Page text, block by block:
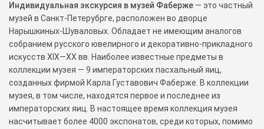
Индивидуальная экскурсия в музей Фаберже — это частный
музей в Санкт-Петерубрге, расположен во дворце
Нарышкиных-Шуваловых. Обладает не имеющим аналогов
собранием русского ювелирного и декоративно-прикладного
искусств XIX—XX вв. Наиболее известные предметы в
коллекции музея — 9 императорских пасхальный яиц,
созданных фирмой Карла Густавович Фаберже. В коллекции
музея, в том числе, находятся первое и последнее из
императорских яиц. В настоящее время коллекция музея
насчитывает более 4000 экспонатов, среди которых, помимо